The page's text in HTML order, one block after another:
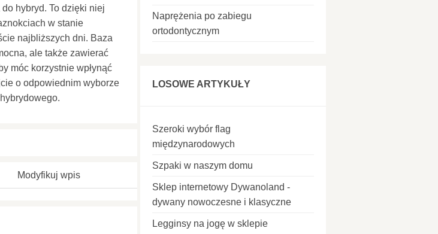
hybryd. To dzięki niej
w stanie
najbliższych dni. Baza
ale także zawierać
móc korzystnie wpłynąć
o odpowiednim wyborze
Modyfikuj wpis
Naprężenia po zabiegu
ortodontycznym
LOSOWE ARTYKUŁY
Szeroki wybór flag
międzynarodowych
Szpaki w naszym domu
Sklep internetowy Dywanoland -
dywany nowoczesne i klasyczne
Legginsy na jogę w sklepie